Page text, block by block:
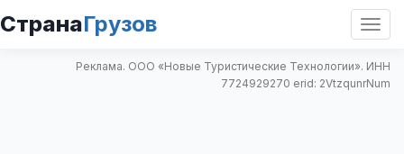
СтранаГрузов
Реклама. ООО «Новые Туристические Технологии». ИНН
7724929270 erid: 2VtzqunrNum